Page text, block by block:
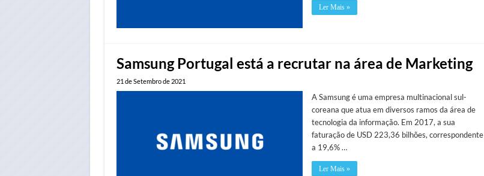
Ler Mais »
Samsung Portugal está a recrutar na área de Marketing
21 de Setembro de 2021
A Samsung é uma empresa multinacional sul-
coreana que atua em diversos ramos da área de
tecnologia da informação. Em 2017, a sua
faturação de USD 223,36 bilhões, correspondente
a 19,6% …
Ler Mais »